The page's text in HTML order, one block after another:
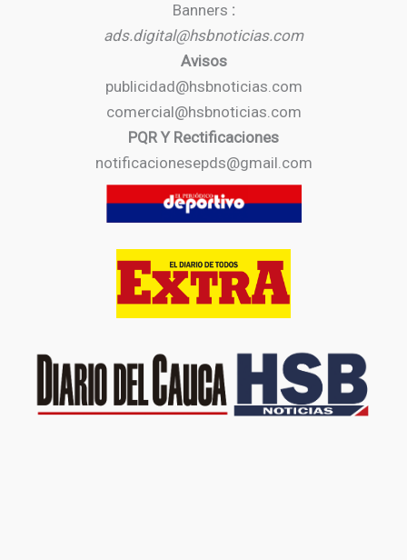
Banners :
ads.digital@hsbnoticias.com
Avisos
publicidad@hsbnoticias.com
comercial@hsbnoticias.com
PQR Y Rectificaciones
notificacionesepds@gmail.com